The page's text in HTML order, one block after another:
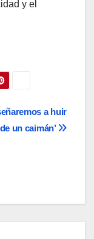
y el
a huir
de un caimán’